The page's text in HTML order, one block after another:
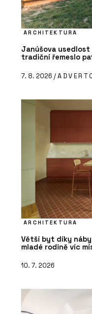
ARCHITEKTURA
Janúšova usedlost
tradiční řemeslo
7. 8. 2026 /
ARCHITEKTURA
Větší byt díky
mladé rodině víc
10. 7. 2026